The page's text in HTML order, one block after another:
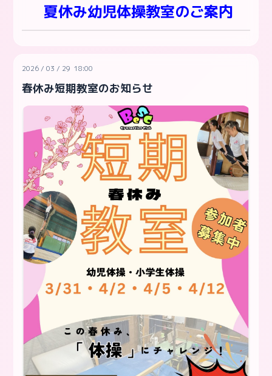
夏休み幼児体操教室のご案内
2026 /03 / 29 18:00
春休み短期教室のお知らせ